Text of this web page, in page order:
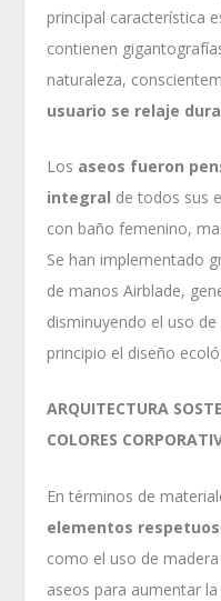
principal característica
contienen
naturaleza,
usuario se relaje
Los aseos fueron
integral de todos sus
con baño femenino,
Se han implementado
de manos Airblade,
disminuyendo el uso
principio el diseño
ARQUITECTURA
COLORES
En términos de
elementos
como el uso de
aseos para aumentar